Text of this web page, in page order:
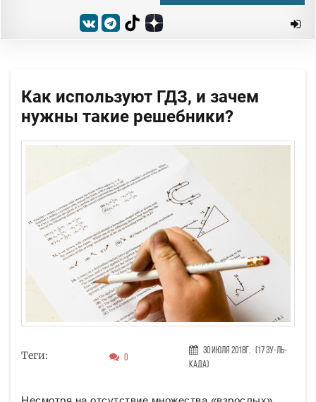
Как используют ГДЗ, и зачем
нужны такие решебники?
Теги: 0
30 Июля 2018г. (17 Зу-ль-
када)